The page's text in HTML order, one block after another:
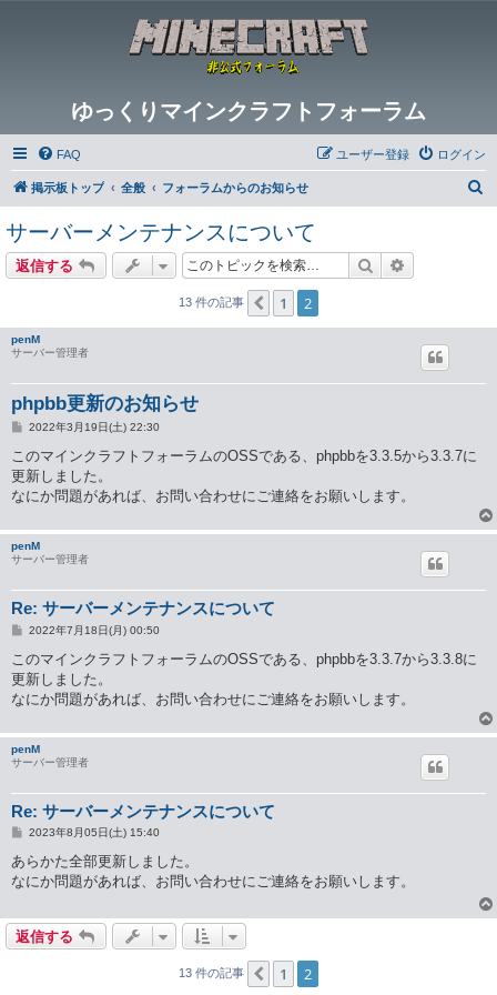
ゆっくりマインクラフトフォーラム
FAQ ログイン
ユーザー登録
掲示板トップ 全般 フォーラムからのお知らせ
サーバーメンテナンスについて
返信する 検索
13 件の記事 １つ前へ
1 2
penM
サーバー管理者
phpbb更新のお知らせ
投
記
事
2022年3月19日(土) 22:30
このマインクラフトフォーラムのOSSである、phpbbを3.3.5から3.3.7に
更新しました。
なにか問題があれば、お問い合わせにご連絡をお願いします。
penM
サーバー管理者
Re: サーバーメンテナンスについて
投
記
事
2022年7月18日(月) 00:50
このマインクラフトフォーラムのOSSである、phpbbを3.3.7から3.3.8に
更新しました。
なにか問題があれば、お問い合わせにご連絡をお願いします。
penM
サーバー管理者
Re: サーバーメンテナンスについて
投
記
事
2023年8月05日(土) 15:40
あらかた全部更新しました。
なにか問題があれば、お問い合わせにご連絡をお願いします。
返信する
13 件の記事 １つ前へ
1 2